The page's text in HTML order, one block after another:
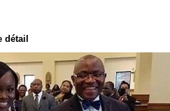
détail